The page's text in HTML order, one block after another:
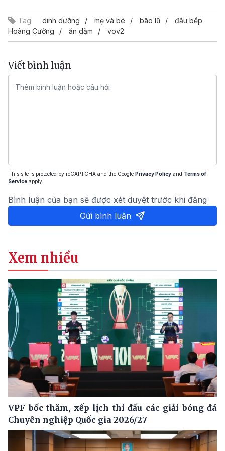
Tag: dinh dưỡng mẹ và bé bão lũ
đầu bếp
Hoàng Cường
ăn dặm vov2
Viết bình luận
This site is protected by reCAPTCHA and the Google Privacy Policy and Terms of
Service apply.
Bình luận của bạn sẽ được xét duyệt trước khi đăng
Gửi bình luận
Xem nhiều
VPF bốc thăm, xếp lịch thi đấu các giải bóng đá
Chuyên nghiệp Quốc gia 2026/27